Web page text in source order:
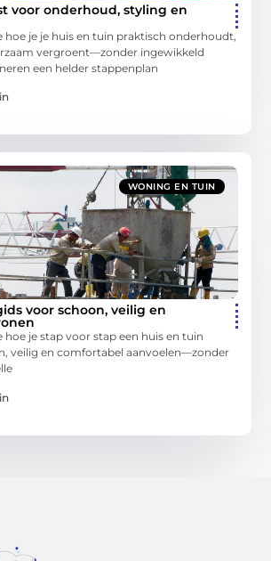
voor onderhoud, styling en
hoe je je huis en tuin praktisch onderhoudt,
vergroent—zonder ingewikkeld
een helder stappenplan
WONING EN TUIN
voor schoon, veilig en
hoe je stap voor stap een huis en tuin
veilig en comfortabel aanvoelen—zonder